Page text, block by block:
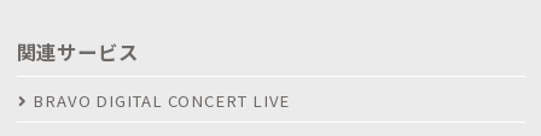
関連サービス
BRAVO DIGITAL CONCERT LIVE